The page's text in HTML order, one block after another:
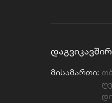
Მისამართი: